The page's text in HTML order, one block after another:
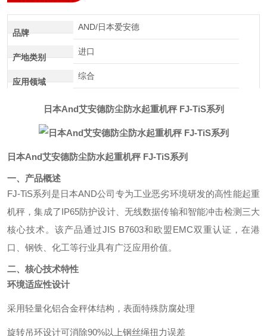
品牌
AND/日本爱安德
产地类别
进口
应用领域
综合
日本And艾安德防尘防水起重机秤 FJ-TiS系列
日本And艾安德防尘防水起重机秤 FJ-TiS系列
一、产品概述
FJ-TiS系列是日本AND公司专为工业恶劣环境研发的高性能起重
机秤，集成了IP65防护设计、无线数据传输和智能冲击检测三大
核心技术。该产品通过JIS B7603和欧盟EMC双重认证，在港
口、钢铁、化工等行业具有广泛应用价值。
二、核心技术特性
环境适应性设计
采用轻量化铝合金秤体结构，表面特殊防腐处理
旋转吊环设计可消除90%以上钢丝绳扭力误差